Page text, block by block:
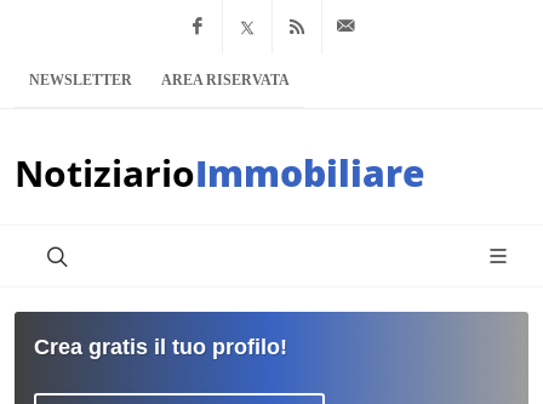
Facebook
x.com Feed RSS
NEWSLETTER AREA RISERVATA
NotiziarioImmobiliare
Crea gratis il tuo profilo!